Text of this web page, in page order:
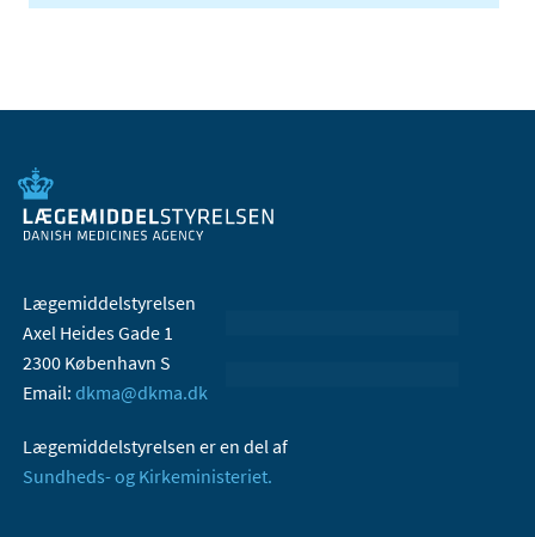
Lægemiddelstyrelsen
Axel Heides Gade 1
2300 København S
Email: dkma@dkma.dk
Lægemiddelstyrelsen er en del af
Sundheds- og Kirkeministeriet.